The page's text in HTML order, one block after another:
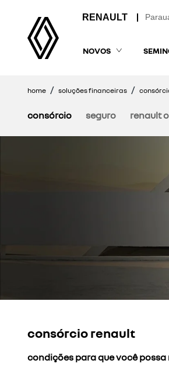
NOVOS
home soluções financeiras
consórcio seguro renault
consórcio renault
condições para que você